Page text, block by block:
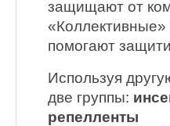
защищают от
помогают
Используя
две группы:
репелленты